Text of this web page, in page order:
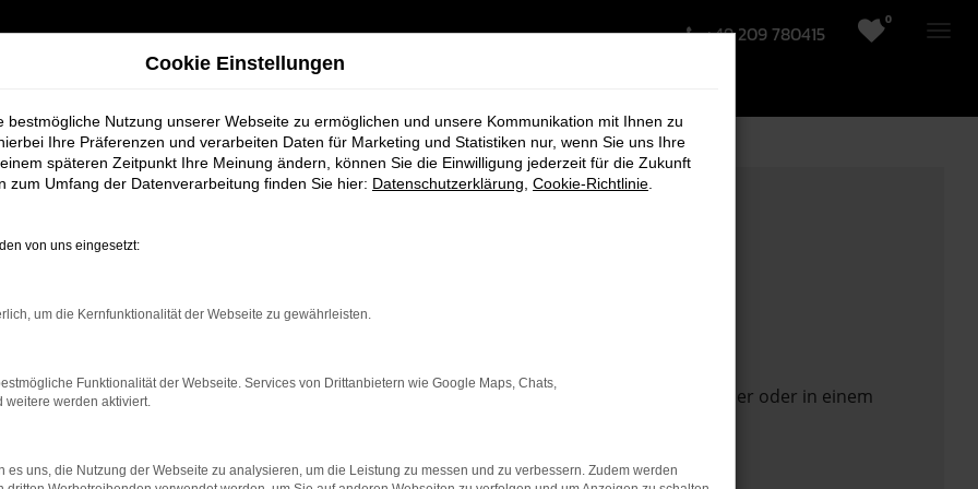
0
+49 209 780415
das Laden bestimmter Seiten verhindern. Funktioniert die Seite in einem anderen Browser oder in einem
zu beheben.
Cookie Einstellungen
bestmögliche Nutzung unserer Webseite zu ermöglichen und unsere Kommunikation mit Ihnen zu
Ihre Präferenzen und verarbeiten Daten für Marketing und Statistiken nur, wenn Sie uns Ihre
späteren Zeitpunkt Ihre Meinung ändern, können Sie die Einwilligung jederzeit für die Zukunft
zum Umfang der Datenverarbeitung finden Sie hier: Datenschutzerklärung Cookie-Richtlinie
von uns eingesetzt:
um die Kernfunktionalität der Webseite zu gewährleisten.
Funktionalität der Webseite. Services von Drittanbietern wie Google Maps, Chats,
weitere werden aktiviert.
es uns, die Nutzung der Webseite zu analysieren, um die Leistung zu messen und zu verbessern. Zudem werden